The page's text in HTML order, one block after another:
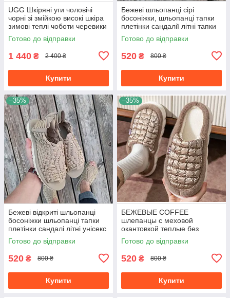
UGG Шкіряні уги чоловічі
чорні зі змійкою високі шкіра
зимові теплі чоботи черевики
Готово до відправки
1 440 ₴ 2 400 ₴
Купити
Бежеві шльопанці сірі
босоніжки, шльопанці тапки
плетінки сандалії літні тапки
Готово до відправки
520 ₴ 800 ₴
Купити
–35%
Бежеві відкриті шльопанці
босоніжки шльопанці тапки
плетінки сандалі літні унісекс
2023
Готово до відправки
520 ₴ 800 ₴
Купити
–35%
БЕЖЕВЫЕ COFFEE
шлепанцы с меховой
окантовкой теплые без
задника зимние тапочки
унисекс
Готово до відправки
520 ₴ 800 ₴
Купити